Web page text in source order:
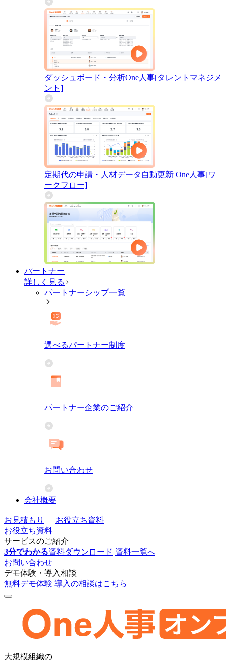
ダッシュボード・分析One人事[タレントマネジメ
ント]
定期代の申請・人材データ自動更新 One人事[ワ
ークフロー]
パートナー
詳しく見る
パートナーシップ一覧
選べるパートナー制度
パートナー企業のご紹介
お問い合わせ
会社概要
お見積もり
お役立ち資料
お役立ち資料
サービスのご紹介
3分でわかる資料ダウンロード 資料一覧へ
お問い合わせ
デモ体験・導入相談
無料デモ体験 導入の相談はこちら
大規模組織の